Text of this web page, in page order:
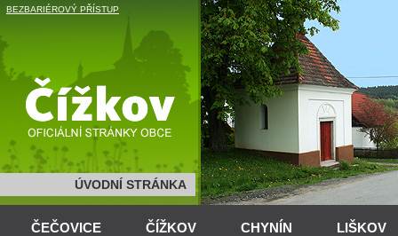
BEZBARIÉROVÝ PŘÍSTUP
ÚVODNÍ STRÁNKA
ČEČOVICE ČÍŽKOV CHYNÍN LIŠKOV